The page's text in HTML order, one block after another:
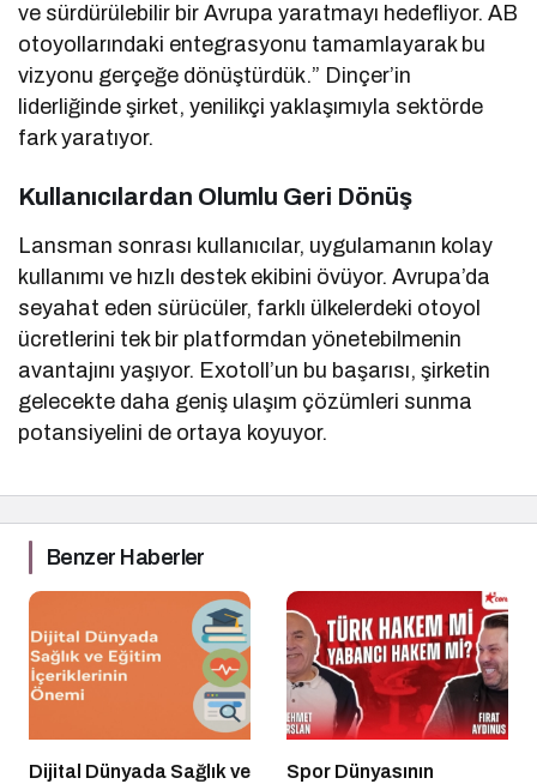
ve sürdürülebilir bir Avrupa yaratmayı hedefliyor. AB
otoyollarındaki entegrasyonu tamamlayarak bu
vizyonu gerçeğe dönüştürdük.” Dinçer’in
liderliğinde şirket, yenilikçi yaklaşımıyla sektörde
fark yaratıyor.
Kullanıcılardan Olumlu Geri Dönüş
Lansman sonrası kullanıcılar, uygulamanın kolay
kullanımı ve hızlı destek ekibini övüyor. Avrupa’da
seyahat eden sürücüler, farklı ülkelerdeki otoyol
ücretlerini tek bir platformdan yönetebilmenin
avantajını yaşıyor. Exotoll’un bu başarısı, şirketin
gelecekte daha geniş ulaşım çözümleri sunma
potansiyelini de ortaya koyuyor.
Benzer Haberler
Dijital Dünyada Sağlık ve
Spor Dünyasının